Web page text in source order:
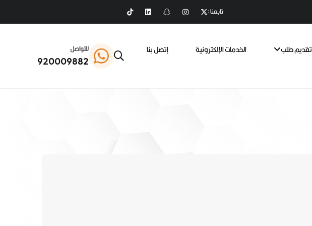
تابعنا :
تقديم طلب الخدمات الإلكترونية
إتصل بنا
للتواصل
920009882